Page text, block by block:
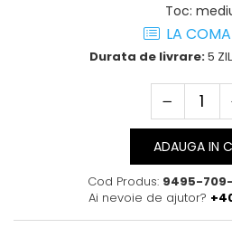
Toc:
LA
Durata de livrare:5
ADAUGA IN
Cod Produs: 9495-
Ai nevoie de ajutor?